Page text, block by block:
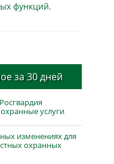
функций.
за 30 дней
охранные услуги
изменениях для
охранных